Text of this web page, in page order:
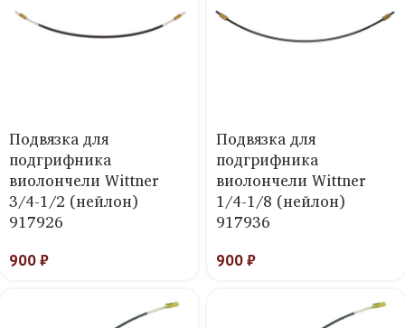
Подвязка для
подгрифника
виолончели Wittner
3/4-1/2 (нейлон)
917926
900₽
Подвязка для
подгрифника
виолончели Wittner
1/4-1/8 (нейлон)
917936
900₽